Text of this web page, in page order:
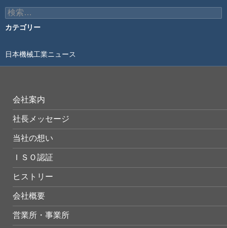
検
索:
カテゴリー
日本機械工業ニュース
会社案内
社長メッセージ
当社の想い
ＩＳＯ認証
ヒストリー
会社概要
営業所・事業所